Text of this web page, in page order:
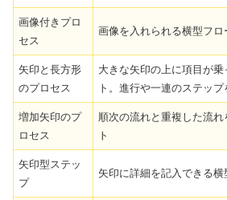
画像付きプロ
セス
画像を入れられる横型フロ
矢印と長方形
のプロセス
大きな矢印の上に項目が
ト。進行や一連のステップ
増加矢印のプ
ロセス
順次の流れと重複した流
ト
矢印型ステッ
プ
矢印に詳細を記入できる横